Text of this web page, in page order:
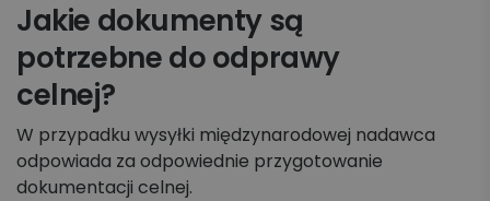
Jakie dokumenty są
potrzebne do odprawy
celnej?
W przypadku wysyłki międzynarodowej nadawca
odpowiada za odpowiednie przygotowanie
dokumentacji celnej.